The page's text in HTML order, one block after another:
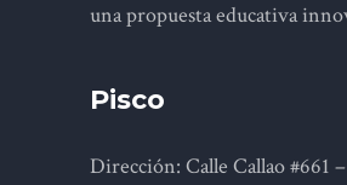
una propuesta educativa
Pisco
Dirección: Calle Callao #661